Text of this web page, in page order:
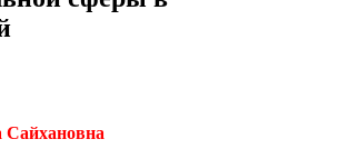
Сайхановна